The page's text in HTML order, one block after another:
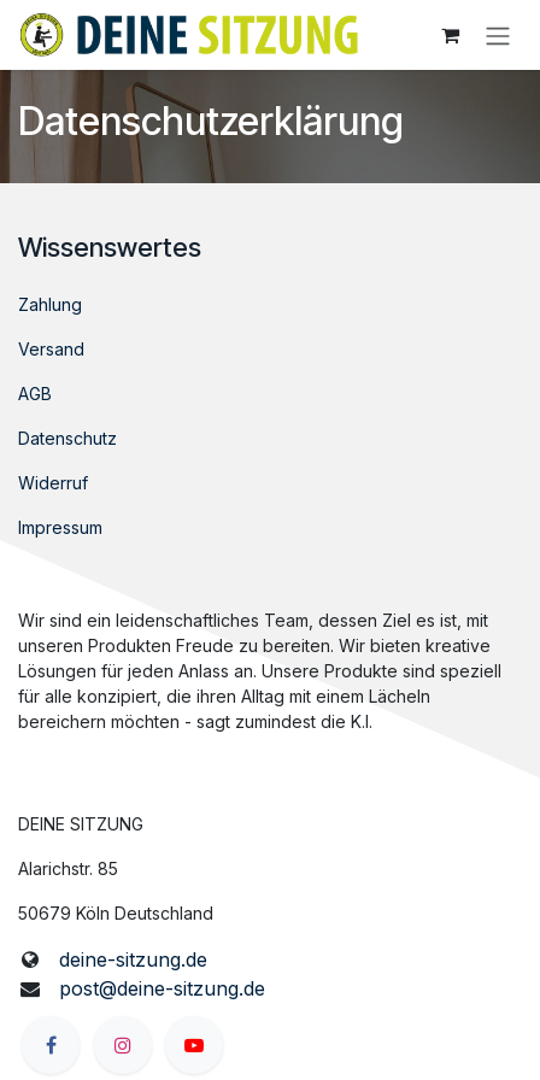
Zum Inhalt springen
Datenschutzerklärung
Wissenswertes
Zahlung
Versand
AGB
Datenschutz
Widerruf
Impressum
Wir sind ein leidenschaftliches Team, dessen Ziel es ist, mit
unseren Produkten Freude zu bereiten. Wir bieten kreative
Lösungen für jeden Anlass an. Unsere Produkte sind speziell
für alle konzipiert, die ihren Alltag mit einem Lächeln
bereichern möchten - sagt zumindest die K.I.
DEINE SITZUNG
Alarichstr. 85
50679 Köln Deutschland
deine-sitzung.de
post@deine-sitzung.de